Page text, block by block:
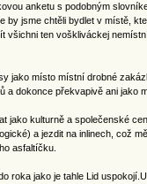
anketu s podobným
by jsme chtěli bydlet v místě,
všichni ten voškliváckej
jako místo místní drobné
a dokonce překvapivě ani jako
jako kulturně a společenské
a jezdit na inlinech, což
asfaltíčku.
roka jako je tahle Lid